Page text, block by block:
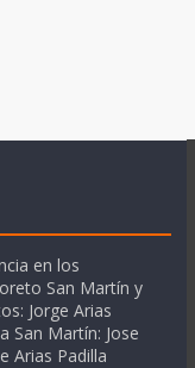
en los
San Martín y
Jorge Arias
San Martín: Jose
Arias Padilla